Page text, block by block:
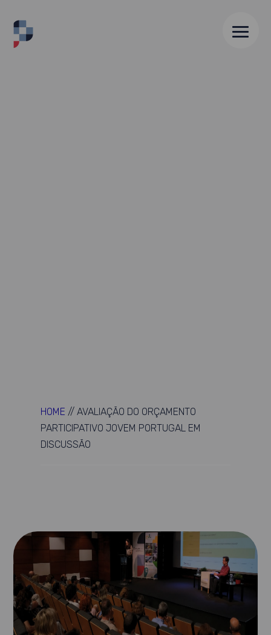
HOME //AVALIAÇÃO DO ORÇAMENTO
PARTICIPATIVO JOVEM PORTUGAL EM
DISCUSSÃO